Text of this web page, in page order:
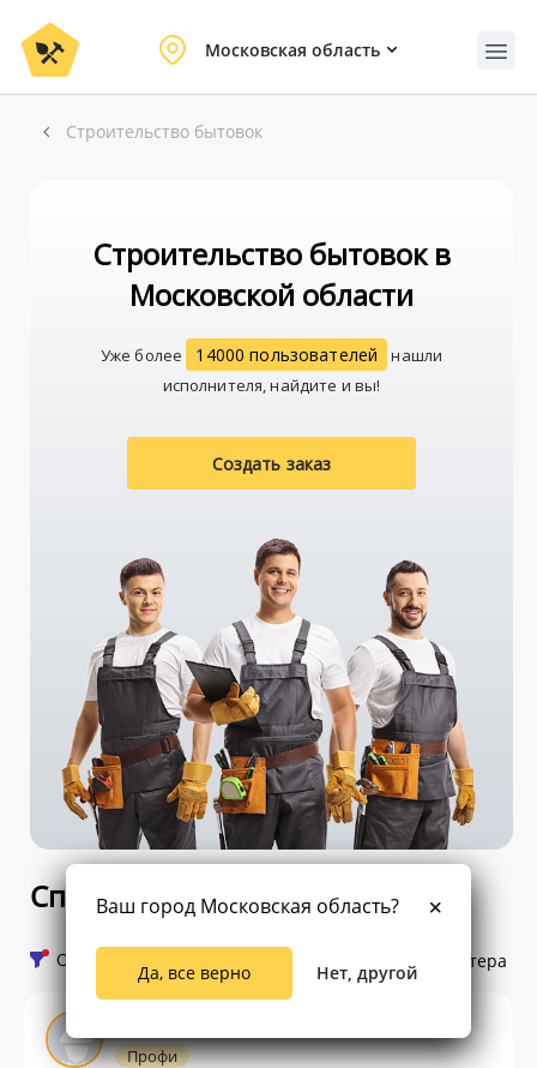
Московская область
Строительство бытовок
Строительство бытовок в
Московской области
Уже более 14000 пользователей
нашли
исполнителя, найдите и вы!
Создать заказ
Список мастеров
Открыть фильтр 72 мастера
Профи
Ваш город Московская область?
Да, все верно Нет, другой